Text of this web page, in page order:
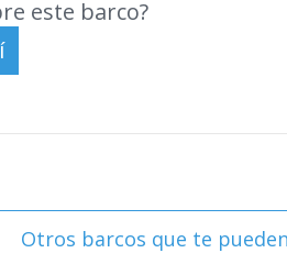
este barco?
Otros barcos que te